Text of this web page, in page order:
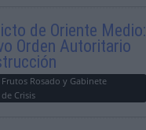
de Oriente Medio:
Orden Autoritario
Rosado y Gabinete
Crisis